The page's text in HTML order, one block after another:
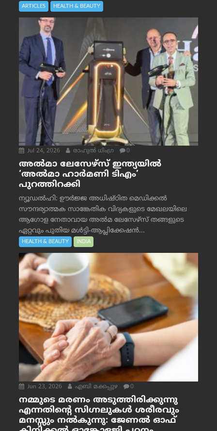
ARTICLES HEALTH & BEAUTY
Jul 24, 2026 രാഹുല്‍ ധിംഗ്ര 0
അൽമാ ലേസേഴ്സ് ഇന്ത്യയിൽ
‘അൽമാ ഹാർമണി ടിഎം’
പുറത്തിറക്കി
ന്യൂഡൽഹി: ഊർജ്ജ അധിഷ്ഠിത മെഡിക്കൽ
സൗന്ദര്യാത്മക സാങ്കേതിക വിദ്യകളുടെ മേഖലയിലെ
ആഗോള നേതാവായ അൽമ ലേസേഴ്സ് തങ്ങളുടെ
ഏറ്റവും പുതിയ മൾട്ടി-ആപ്ലിക്കേഷൻ...
HEALTH & BEAUTY INDIA
Jun 23, 2026 എബി മക്കപ്പുഴ 0
നമ്മുടെ മരണം അടുത്തിരിക്കുന്നു
എന്നതിന്റെ സിഗ്നലുകൾ ശരീരവും
മനസ്സും നല്‍കുന്നു: ജേണല്‍ ഓഫ്